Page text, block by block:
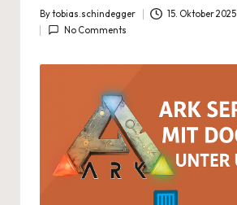
Posted
by
Bytobias.schindegger
15. Oktober 2025
No Comments